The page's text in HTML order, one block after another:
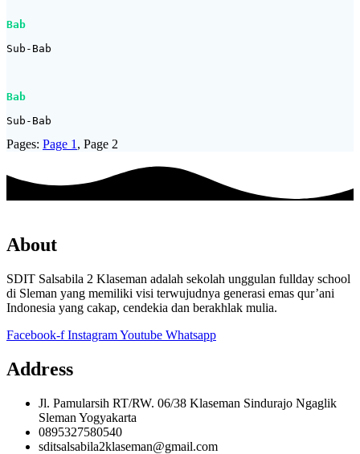
Bab
Sub-Bab
Bab
Sub-Bab
Pages: Page 1 , Page 2
About
SDIT Salsabila 2 Klaseman adalah sekolah unggulan fullday school
di Sleman yang memiliki visi terwujudnya generasi emas qur’ani
Indonesia yang cakap, cendekia dan berakhlak mulia.
Facebook-f InstagramYoutube Whatsapp
Address
Jl. Pamularsih RT/RW. 06/38 Klaseman Sindurajo Ngaglik
Sleman Yogyakarta
0895327580540
sditsalsabila2klaseman@gmail.com